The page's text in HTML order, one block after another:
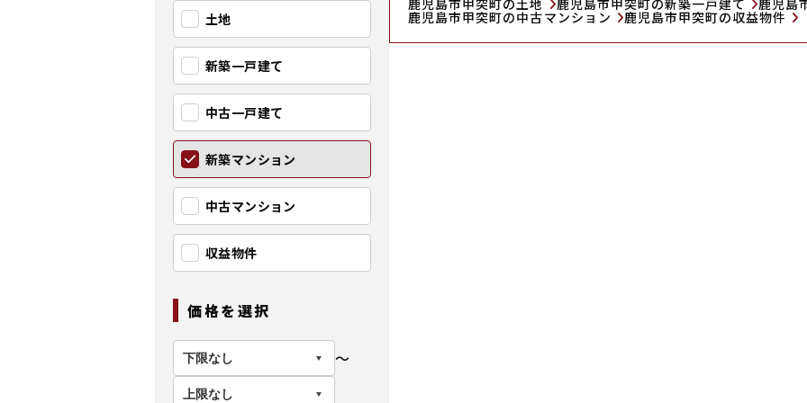
鹿児島市甲突町の中古マンション 鹿児島市甲突町の収益物件
土地
新築一戸建て
中古一戸建て
新築マンション
中古マンション
収益物件
価格を選択
〜